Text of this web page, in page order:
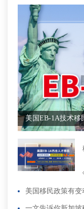
美国EB-1A技术移
美国移民政策有变